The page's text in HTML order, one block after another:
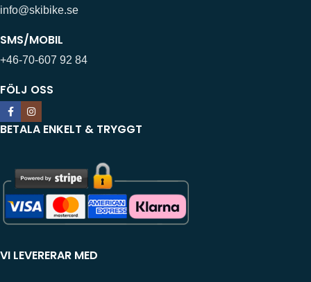
info@skibike.se
SMS/MOBIL
+46-70-607 92 84
FÖLJ OSS
BETALA ENKELT & TRYGGT
VI LEVERERAR MED